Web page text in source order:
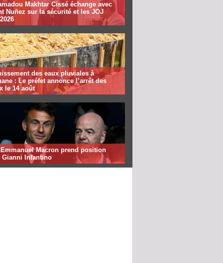
Makhtar Cissé échange avec
Nuñez sur la sécurité et les JOJ
des eaux pluviales à
: Le préfet annonce l’arrêt des
le 14 août
Emmanuel Macron prend position
Gianni Infantino